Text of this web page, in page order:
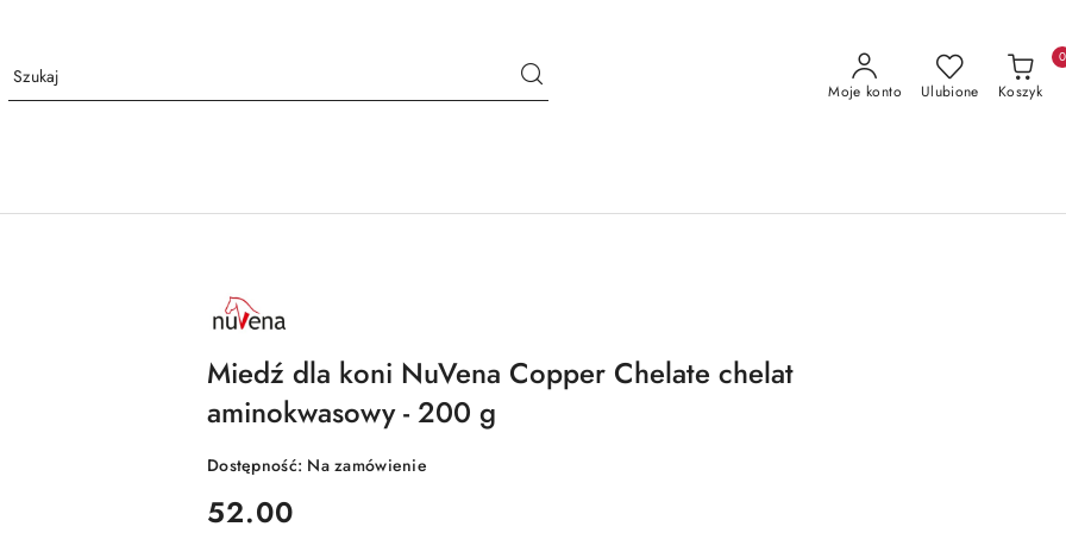
Moje konto Ulubione Koszyk
0
NAZWA
PRODUCENTA:
NUVENA
Miedź dla koni NuVena Copper Chelate chelat
aminokwasowy - 200 g
Dostępność: Na zamówienie
cena:
52.00